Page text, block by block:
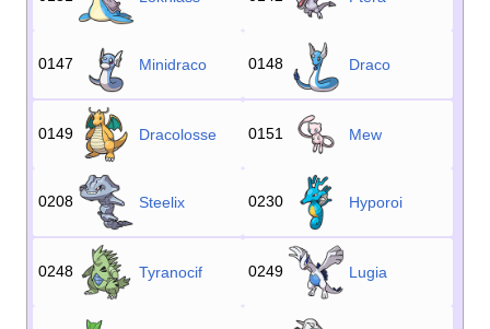
0147 Minidraco 0148 Draco
0149 Dracolosse 0151 Mew
0208 Steelix 0230 Hyporoi
0248 Tyranocif 0249 Lugia